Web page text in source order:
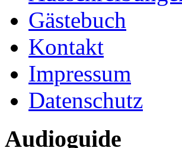
Gästebuch
Kontakt
Impressum
Datenschutz
Audioguide